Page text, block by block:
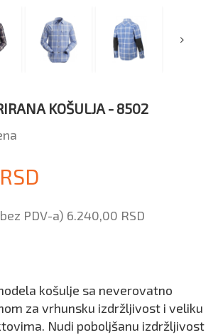
KOŠULJA - 8502
PDV-a) 6.240,00 RSD
košulje sa neverovatno
za vrhunsku izdržljivost i veliku
Nudi poboljšanu izdržljivost